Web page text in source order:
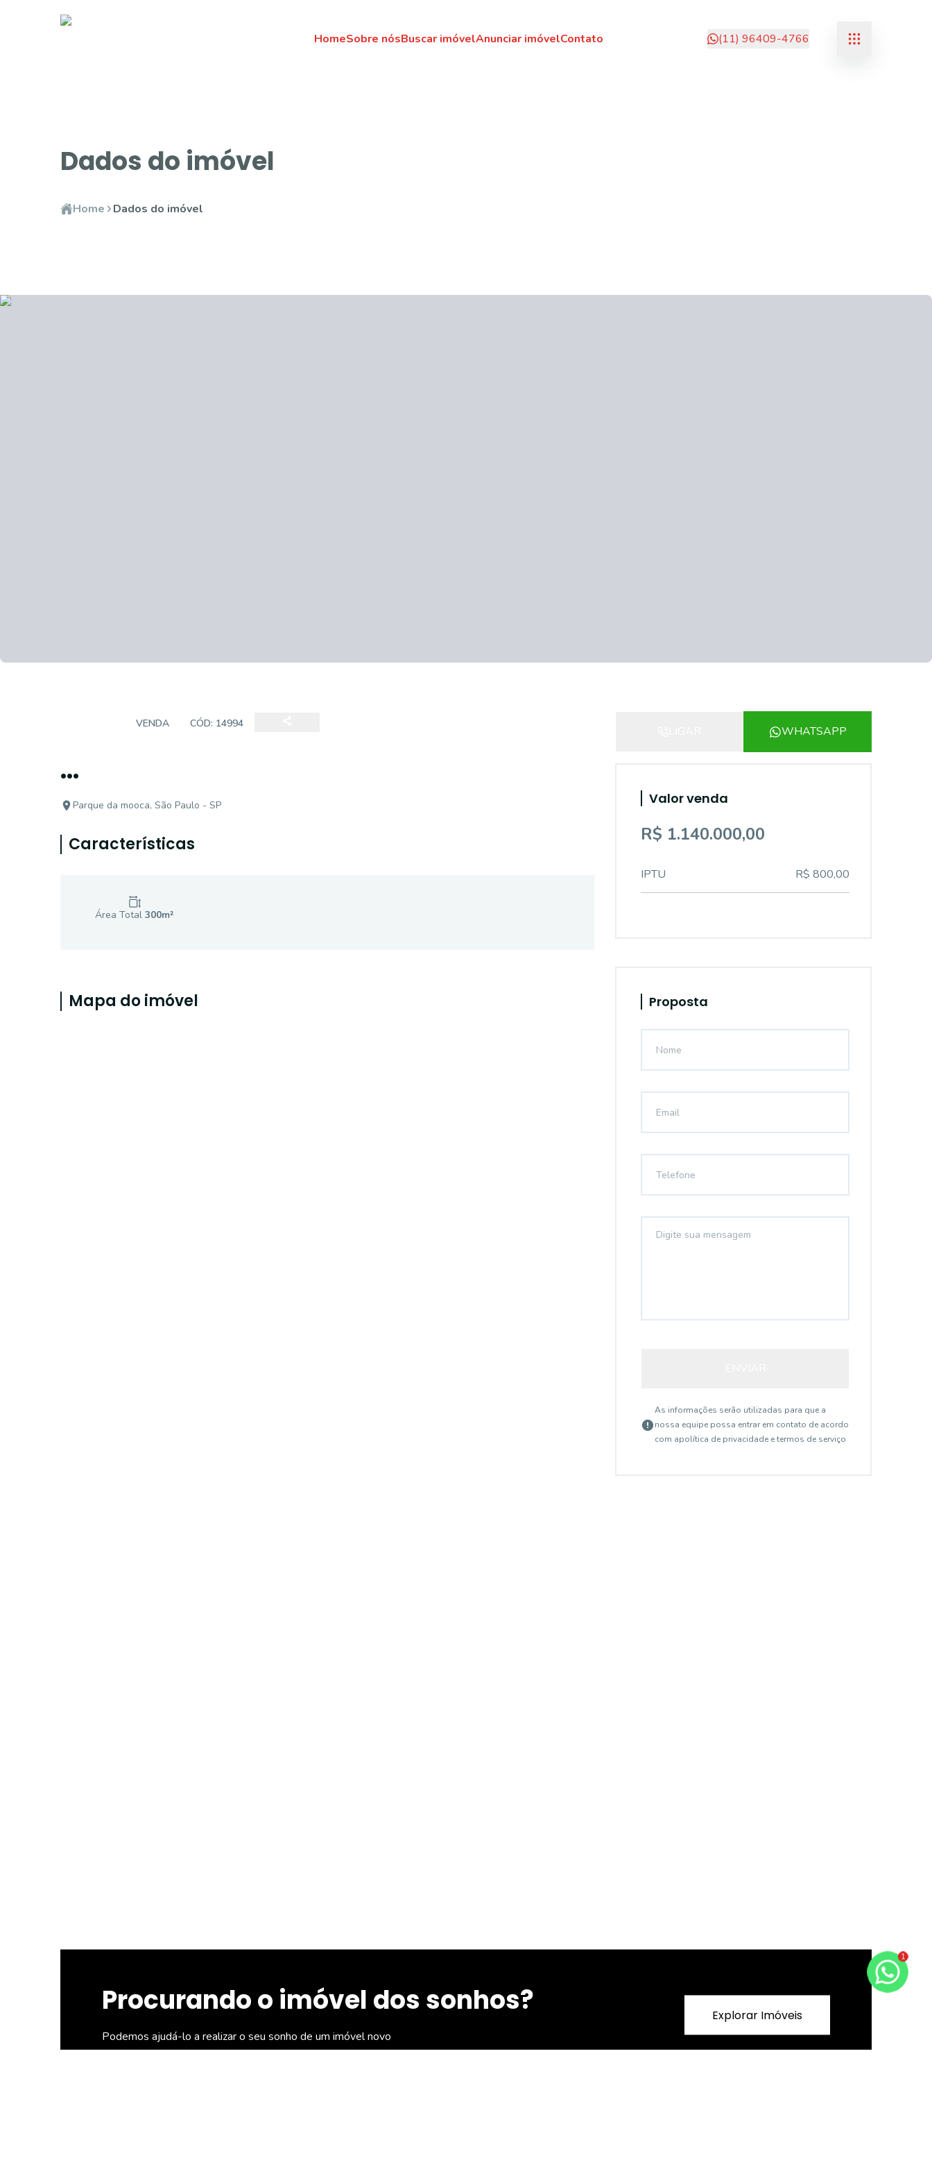
HomeSobre nósBuscar imóvelAnunciar imóvelContato (11) 96409-4766
Dados do imóvel
Home Dados do imóvel
VENDA CÓD: 14994
...
Parque da mooca, São Paulo - SP
Características
Área Total 300m²
Mapa do imóvel
WHATSAPP
Valor venda
R$ 1.140.000,00
IPTU R$ 800,00
Proposta
As informações serão utilizadas para que a
nossa equipe possa entrar em contato de acordo
com apolítica de privacidade e termos de serviço
Procurando o imóvel dos sonhos?
Podemos ajudá-lo a realizar o seu sonho de um imóvel novo
Explorar Imóveis
1